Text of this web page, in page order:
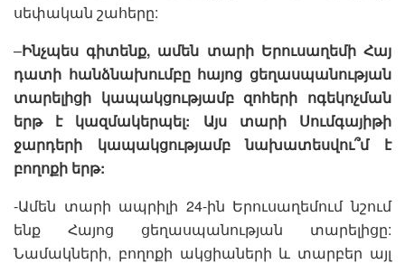
սեփական շահերը:
–Ինչպես գիտենք, ամեն տարի Երուսաղեմի Հայ
դատի հանձնախումբը հայոց ցեղասպանության
տարելիցի կապակցությամբ զոհերի ոգեկոչման
երթ է կազմակերպել: Այս տարի Սումգայիթի
ջարդերի կապակցությամբ նախատեսվու՞մ է
բողոքի երթ:
-Ամեն տարի ապրիլի 24-ին Երուսաղեմում նշում
ենք Հայոց ցեղասպանության տարելիցը:
Նամակների, բողոքի ակցիաների և տարբեր այլ